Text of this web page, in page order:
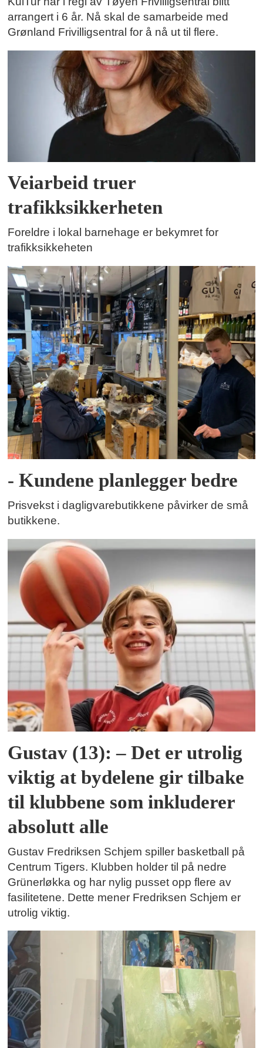
arrangert i 6 år. Nå skal de samarbeide med
Grønland Frivilligsentral for å nå ut til flere.
Veiarbeid truer
trafikksikkerheten
Foreldre i lokal barnehage er bekymret for
trafikksikkeheten
- Kundene planlegger bedre
Prisvekst i dagligvarebutikkene påvirker de små
butikkene.
Gustav (13): – Det er utrolig
viktig at bydelene gir tilbake
til klubbene som inkluderer
absolutt alle
Gustav Fredriksen Schjem spiller basketball på
Centrum Tigers. Klubben holder til på nedre
Grünerløkka og har nylig pusset opp flere av
fasilitetene. Dette mener Fredriksen Schjem er
utrolig viktig.